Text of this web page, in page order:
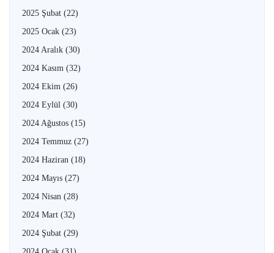
2025 Şubat (22)
2025 Ocak (23)
2024 Aralık (30)
2024 Kasım (32)
2024 Ekim (26)
2024 Eylül (30)
2024 Ağustos (15)
2024 Temmuz (27)
2024 Haziran (18)
2024 Mayıs (27)
2024 Nisan (28)
2024 Mart (32)
2024 Şubat (29)